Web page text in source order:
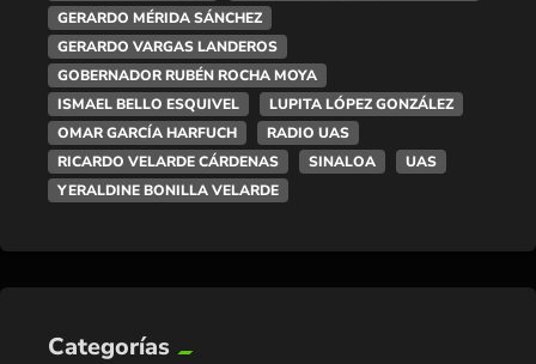
GERARDO MÉRIDA SÁNCHEZ
GERARDO VARGAS LANDEROS
GOBERNADOR RUBÉN ROCHA MOYA
ISMAEL BELLO ESQUIVEL
LUPITA LÓPEZ GONZÁLEZ
OMAR GARCÍA HARFUCH
RADIO UAS
RICARDO VELARDE CÁRDENAS
SINALOA
UAS
YERALDINE BONILLA VELARDE
Categorías